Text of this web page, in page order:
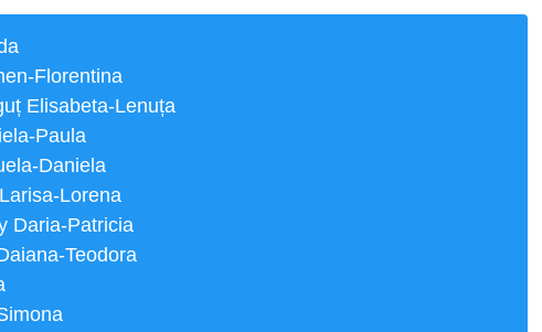
Florentina
Elisabeta-Lenuța
Paula
Daniela
Lorena
Daria-Patricia
Teodora